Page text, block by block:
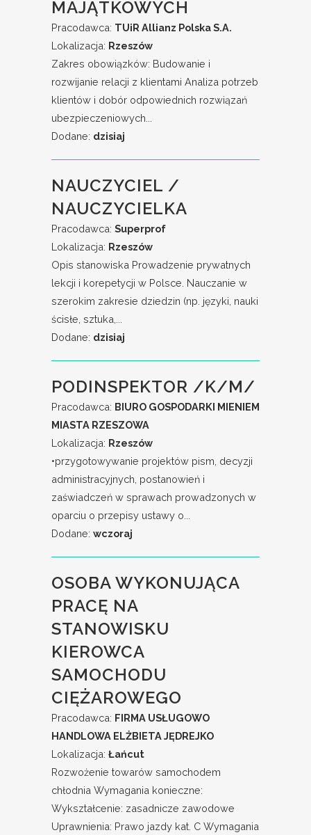
MAJĄTKOWYCH
Pracodawca: TUiR Allianz Polska S.A.
Lokalizacja: Rzeszów
Zakres obowiązków: Budowanie i
rozwijanie relacji z klientami Analiza potrzeb
klientów i dobór odpowiednich rozwiązań
ubezpieczeniowych...
Dodane: dzisiaj
NAUCZYCIEL /
NAUCZYCIELKA
Pracodawca: Superprof
Lokalizacja: Rzeszów
Opis stanowiska Prowadzenie prywatnych
lekcji i korepetycji w Polsce. Nauczanie w
szerokim zakresie dziedzin (np. języki, nauki
ścisłe, sztuka,...
Dodane: dzisiaj
PODINSPEKTOR /K/M/
Pracodawca: BIURO GOSPODARKI MIENIEM
MIASTA RZESZOWA
Lokalizacja: Rzeszów
•przygotowywanie projektów pism, decyzji
administracyjnych, postanowień i
zaświadczeń w sprawach prowadzonych w
oparciu o przepisy ustawy o...
Dodane: wczoraj
OSOBA WYKONUJĄCA
PRACĘ NA
STANOWISKU
KIEROWCA
SAMOCHODU
CIĘŻAROWEGO
Pracodawca: FIRMA USŁUGOWO
HANDLOWA ELŻBIETA JĘDREJKO
Lokalizacja: Łańcut
Rozwożenie towarów samochodem
chłodnia Wymagania konieczne:
Wykształcenie: zasadnicze zawodowe
Uprawnienia: Prawo jazdy kat. C Wymagania